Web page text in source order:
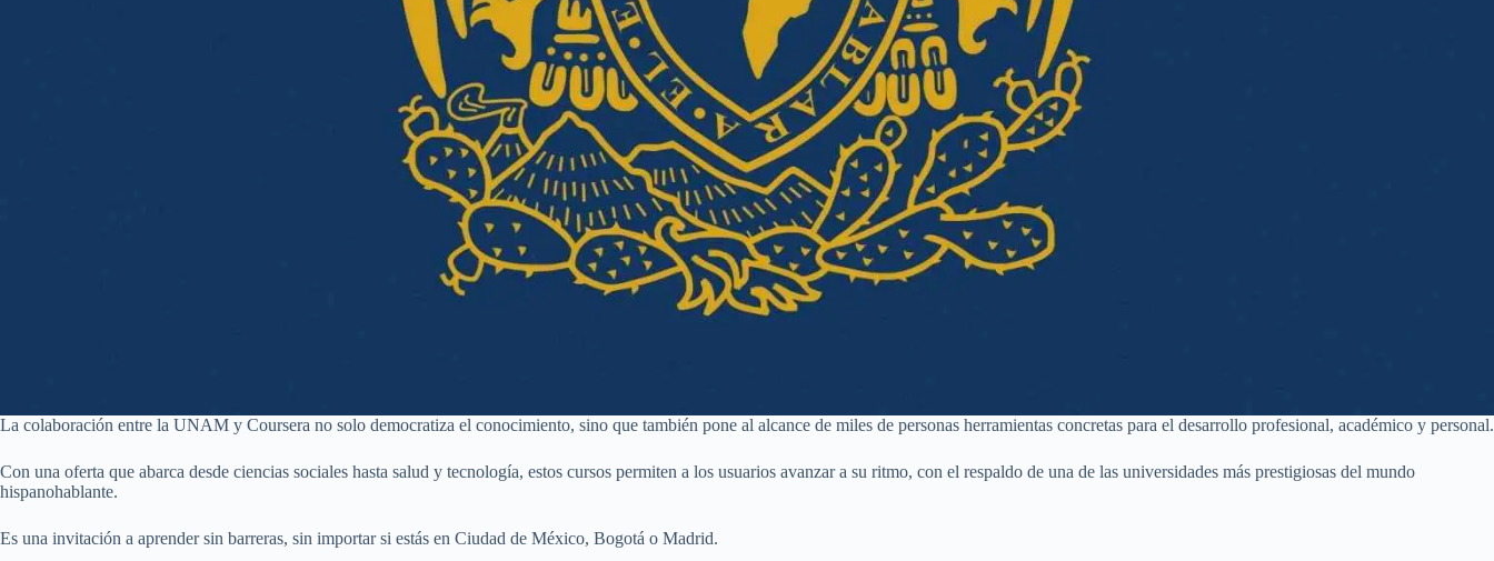
La colaboración entre la UNAM y Coursera no solo democratiza el conocimiento, sino que también pone al alcance de miles de personas herramientas concretas para el desarrollo profesional, académico y personal.
Con una oferta que abarca desde ciencias sociales hasta salud y tecnología, estos cursos permiten a los usuarios avanzar a su ritmo, con el respaldo de una de las universidades más prestigiosas del mundo
hispanohablante.
Es una invitación a aprender sin barreras, sin importar si estás en Ciudad de México, Bogotá o Madrid.